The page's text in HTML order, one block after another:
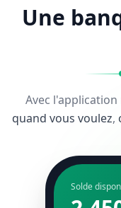
Une
Avec
quand vous voulez,
Solde